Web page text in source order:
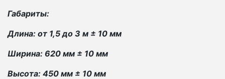
Габариты:
Длина: от 1,5 до 3 м ± 10 мм
Ширина: 620 мм ± 10 мм
Высота: 450 мм ± 10 мм